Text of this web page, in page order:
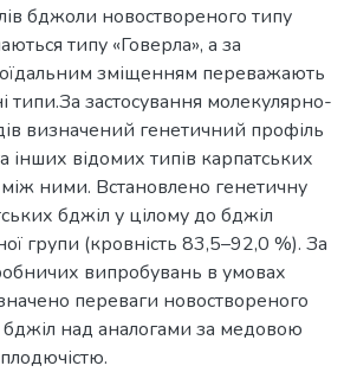
бджоли новоствореного типу
типу «Говерла», а за
зміщенням переважають
типи.За застосування молекулярно-
визначений генетичний профіль
інших відомих типів карпатських
між ними. Встановлено генетичну
бджіл у цілому до бджіл
групи (кровність 83,5–92,0 %). За
випробувань в умовах
переваги новоствореного
бджіл над аналогами за медовою